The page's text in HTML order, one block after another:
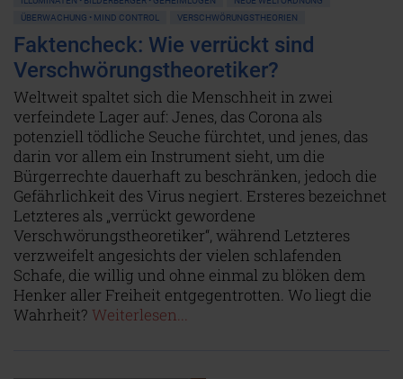
ÜBERWACHUNG • MIND CONTROL
VERSCHWÖRUNGSTHEORIEN
Faktencheck: Wie verrückt sind
Verschwörungstheoretiker?
Weltweit spaltet sich die Menschheit in zwei
verfeindete Lager auf: Jenes, das Corona als
potenziell tödliche Seuche fürchtet, und jenes, das
darin vor allem ein Instrument sieht, um die
Bürgerrechte dauerhaft zu beschränken, jedoch die
Gefährlichkeit des Virus negiert. Ersteres bezeichnet
Letzteres als „verrückt gewordene
Verschwörungstheoretiker“, während Letzteres
verzweifelt angesichts der vielen schlafenden
Schafe, die willig und ohne einmal zu blöken dem
Henker aller Freiheit entgegentrotten. Wo liegt die
Wahrheit? Weiterlesen...